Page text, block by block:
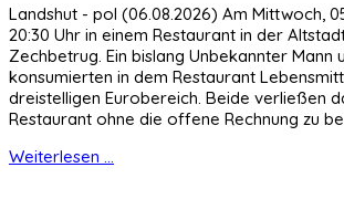
Landshut - pol (06.08.2026) Am Mittwoch,
20:30 Uhr in einem Restaurant in der
Zechbetrug. Ein bislang Unbekannter Mann
konsumierten in dem Restaurant
dreistelligen Eurobereich. Beide verließen
Restaurant ohne die offene Rechnung zu
Weiterlesen ...